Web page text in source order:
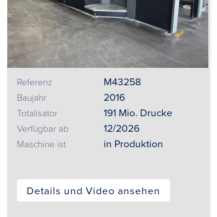
Referenz M43258
Baujahr 2016
Totalisator 191 Mio. Drucke
Verfügbar ab 12/2026
Maschine ist in Produktion
Details und Video ansehen